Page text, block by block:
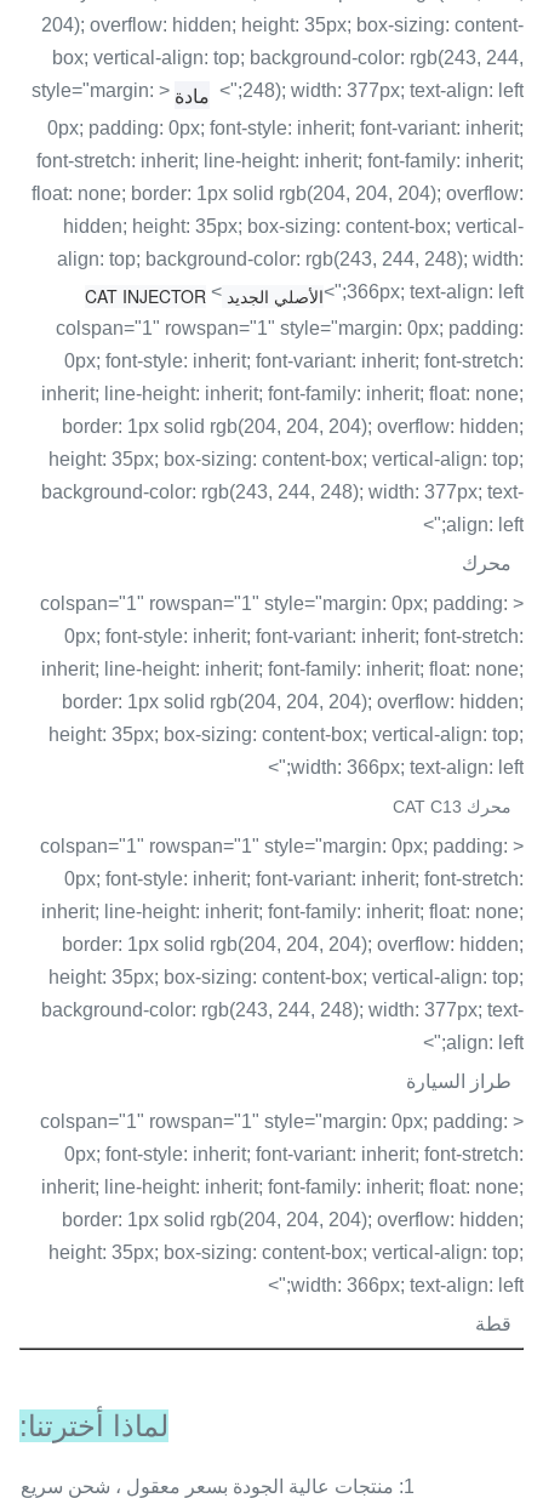
204); overflow: hidden; height: 35px; box-sizing: content-
box; vertical-align: top; background-color: rgb(243, 244,
248); width: 377px; text-align: left;">
مادة
< style="margin:
0px; padding: 0px; font-style: inherit; font-variant: inherit;
font-stretch: inherit; line-height: inherit; font-family: inherit;
float: none; border: 1px solid rgb(204, 204, 204); overflow:
hidden; height: 35px; box-sizing: content-box; vertical-
align: top; background-color: rgb(243, 244, 248); width:
366px; text-align: left;">
الأصلي الجديد CAT INJECTOR <
colspan="1" rowspan="1" style="margin: 0px; padding:
0px; font-style: inherit; font-variant: inherit; font-stretch:
inherit; line-height: inherit; font-family: inherit; float: none;
border: 1px solid rgb(204, 204, 204); overflow: hidden;
height: 35px; box-sizing: content-box; vertical-align: top;
background-color: rgb(243, 244, 248); width: 377px; text-
align: left;">
محرك
< colspan="1" rowspan="1" style="margin: 0px; padding:
0px; font-style: inherit; font-variant: inherit; font-stretch:
inherit; line-height: inherit; font-family: inherit; float: none;
border: 1px solid rgb(204, 204, 204); overflow: hidden;
height: 35px; box-sizing: content-box; vertical-align: top;
width: 366px; text-align: left;">
محرك CAT C13
< colspan="1" rowspan="1" style="margin: 0px; padding:
0px; font-style: inherit; font-variant: inherit; font-stretch:
inherit; line-height: inherit; font-family: inherit; float: none;
border: 1px solid rgb(204, 204, 204); overflow: hidden;
height: 35px; box-sizing: content-box; vertical-align: top;
background-color: rgb(243, 244, 248); width: 377px; text-
align: left;">
طراز السيارة
< colspan="1" rowspan="1" style="margin: 0px; padding:
0px; font-style: inherit; font-variant: inherit; font-stretch:
inherit; line-height: inherit; font-family: inherit; float: none;
border: 1px solid rgb(204, 204, 204); overflow: hidden;
height: 35px; box-sizing: content-box; vertical-align: top;
width: 366px; text-align: left;">
قطة
لماذا أخترتنا:
1: منتجات عالية الجودة بسعر معقول ، شحن سريع.